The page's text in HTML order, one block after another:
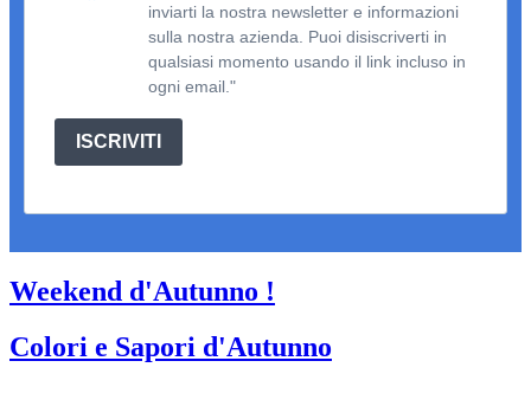
inviarti la nostra newsletter e informazioni
sulla nostra azienda. Puoi disiscriverti in
qualsiasi momento usando il link incluso in
ogni email."
ISCRIVITI
Weekend d'Autunno !
Colori e Sapori d'Autunno